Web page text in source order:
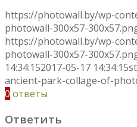
https://photowall.by/wp-
photowall-300x57-
https://photowall.by/wp-
photowall-300x57-
14:34:152017-05-17 14:34:15
ancient-park-collage-of-
0 ответы
Ответить